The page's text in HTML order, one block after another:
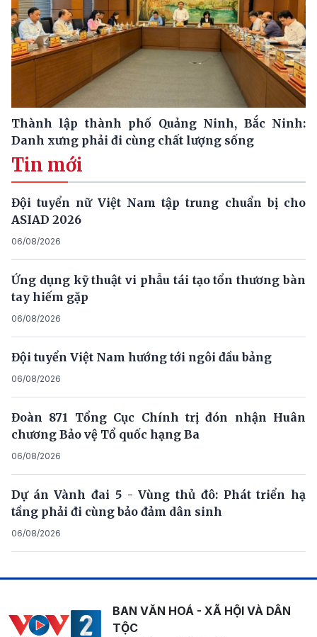
Thành lập thành phố Quảng Ninh, Bắc Ninh:
Danh xưng phải đi cùng chất lượng sống
Tin mới
Đội tuyển nữ Việt Nam tập trung chuẩn bị cho
ASIAD 2026
06/08/2026
Ứng dụng kỹ thuật vi phẫu tái tạo tổn thương bàn
tay hiếm gặp
06/08/2026
Đội tuyển Việt Nam hướng tới ngôi đầu bảng
06/08/2026
Đoàn 871 Tổng Cục Chính trị đón nhận Huân
chương Bảo vệ Tổ quốc hạng Ba
06/08/2026
Dự án Vành đai 5 - Vùng thủ đô: Phát triển hạ
tầng phải đi cùng bảo đảm dân sinh
06/08/2026
BAN VĂN HOÁ - XÃ HỘI VÀ DÂN
TỘC